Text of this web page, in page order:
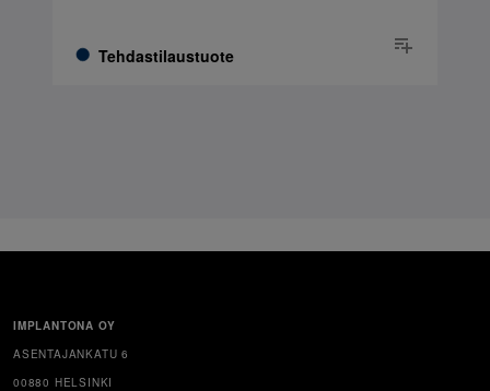
Tehdastilaustuote
IMPLANTONA OY
ASENTAJANKATU 6
00880 HELSINKI